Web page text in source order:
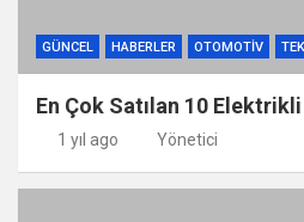
GÜNCEL HABERLER OTOMOTIV
En Çok Satılan 10
1 yıl ago Yönetici